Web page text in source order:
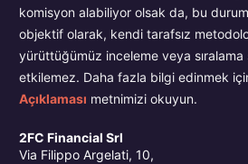
komisyon alabiliyor olsak da, bu
objektif olarak, kendi tarafsız
yürüttüğümüz inceleme veya sıralama
etkilemez. Daha fazla bilgi edinmek
Açıklaması metnimizi okuyun.
2FC Financial Srl
Via Filippo Argelati, 10,